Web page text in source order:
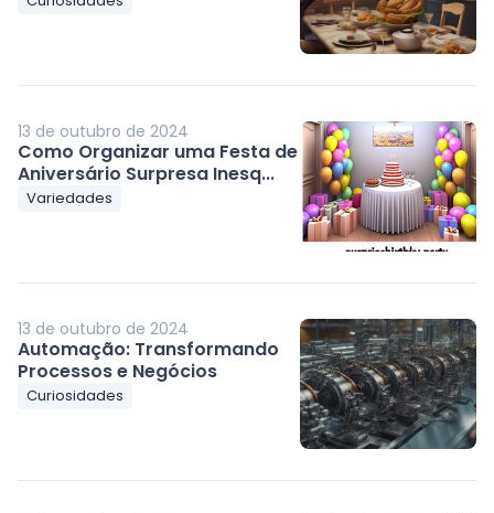
13 de outubro de 2024
Como Organizar uma Festa de
Aniversário Surpresa Inesq...
Variedades
13 de outubro de 2024
Automação: Transformando
Processos e Negócios
Curiosidades